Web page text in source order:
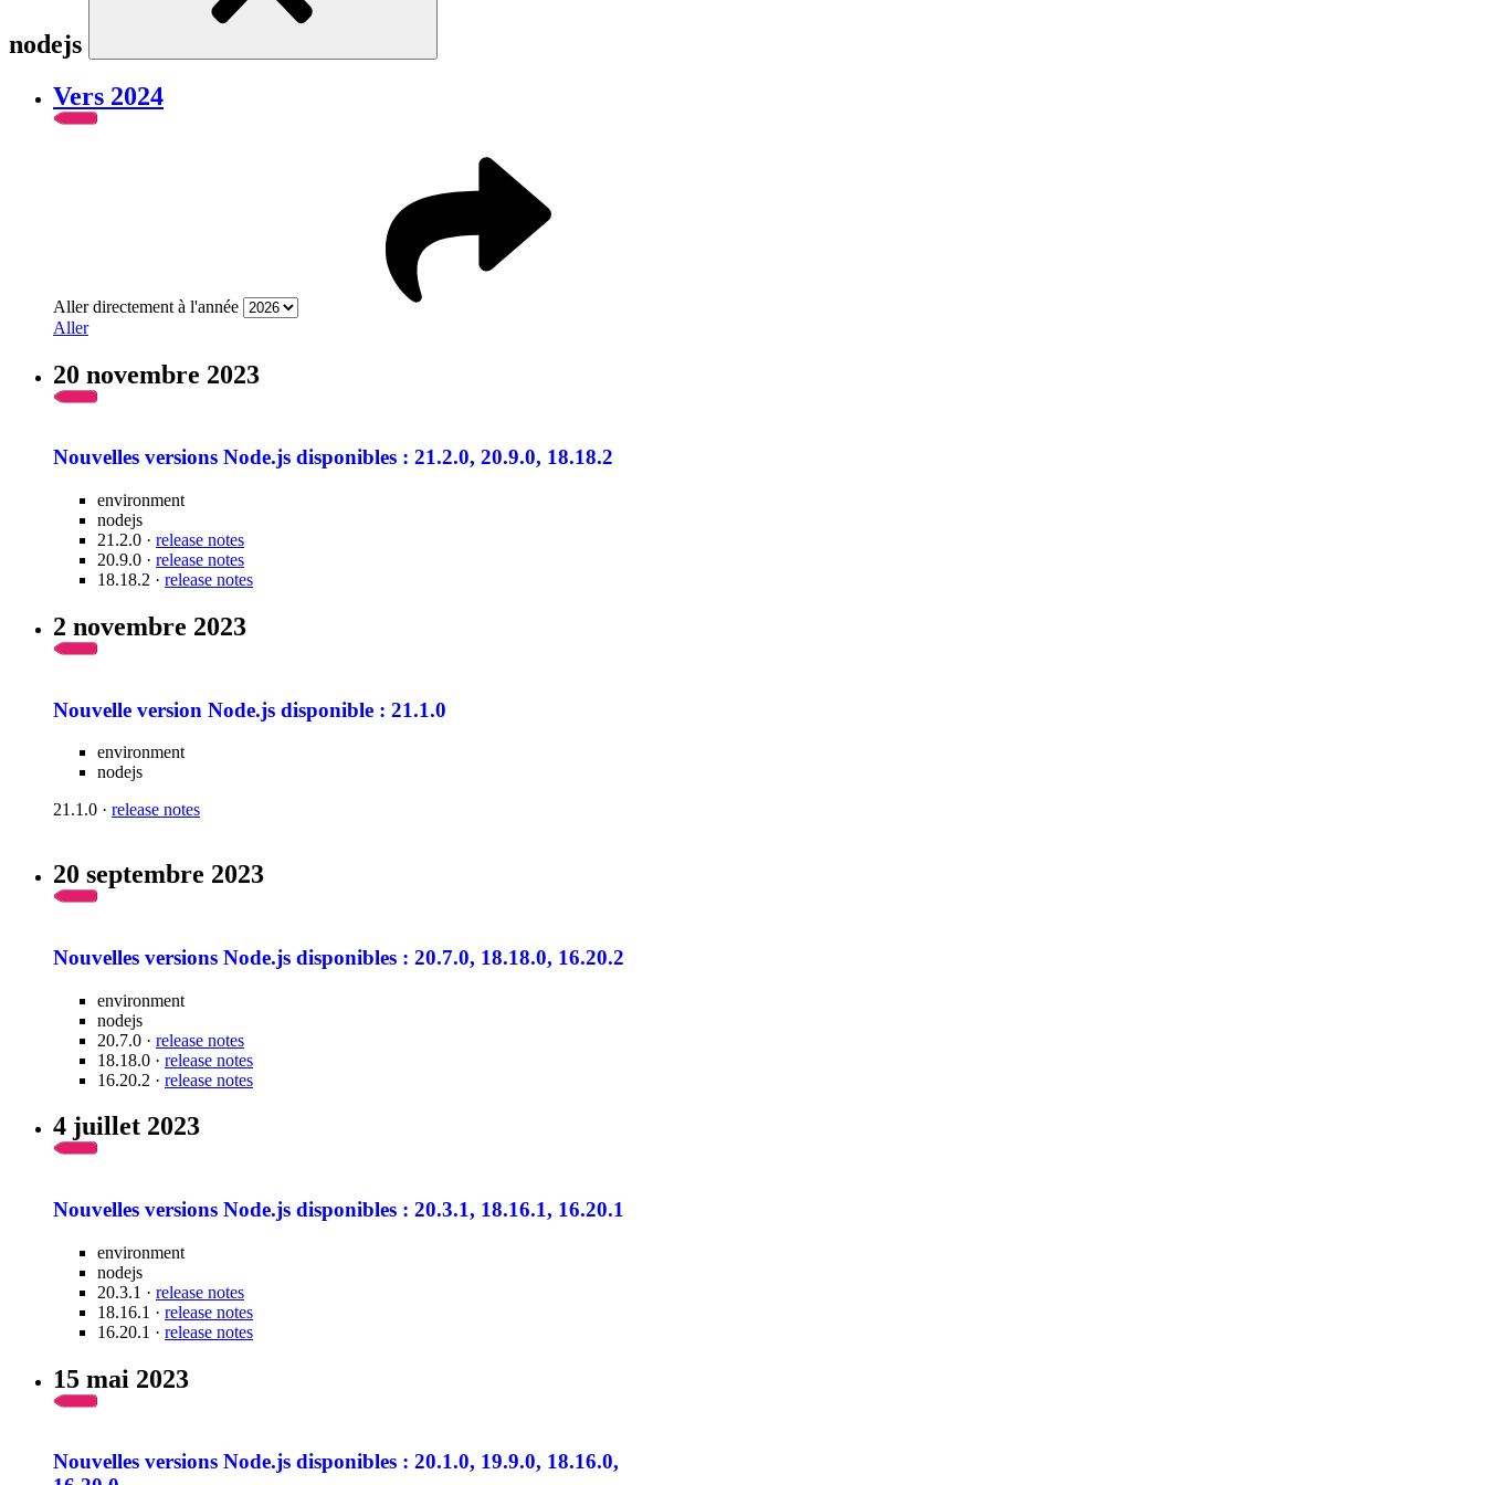
nodejs
Vers 2024
Aller directement à l'année
Aller
20 novembre 2023
Nouvelles versions Node.js disponibles : 21.2.0, 20.9.0, 18.18.2
environment
nodejs
21.2.0 · release notes
20.9.0 · release notes
18.18.2 · release notes
2 novembre 2023
Nouvelle version Node.js disponible : 21.1.0
environment
nodejs
21.1.0 · release notes
20 septembre 2023
Nouvelles versions Node.js disponibles : 20.7.0, 18.18.0, 16.20.2
environment
nodejs
20.7.0 · release notes
18.18.0 · release notes
16.20.2 · release notes
4 juillet 2023
Nouvelles versions Node.js disponibles : 20.3.1, 18.16.1, 16.20.1
environment
nodejs
20.3.1 · release notes
18.16.1 · release notes
16.20.1 · release notes
15 mai 2023
Nouvelles versions Node.js disponibles : 20.1.0, 19.9.0, 18.16.0,